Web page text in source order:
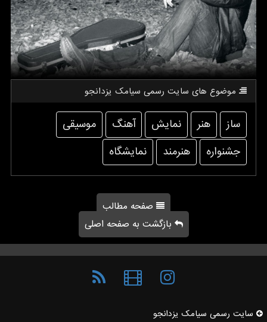
موضوع های سایت رسمی سیامك یزدانجو
ساز هنر نمایش آهنگ
موسیقی
جشنواره
هنرمند نمایشگاه
صفحه مطالب
بازگشت به صفحه اصلی
سایت رسمی سیامك یزدانجو